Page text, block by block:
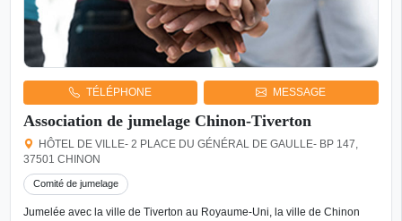
TÉLÉPHONE MESSAGE
Association de jumelage Chinon-Tiverton
HÔTEL DE VILLE- 2 PLACE DU GÉNÉRAL DE GAULLE- BP 147,
37501 CHINON
Comité de jumelage
Jumelée avec la ville de Tiverton au Royaume-Uni, la ville de Chinon